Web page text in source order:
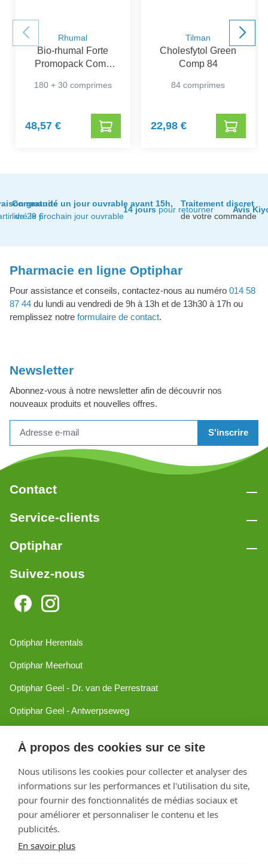
À propos des cookies sur ce site
Nous utilisons les cookies pour collecter et analyser des
informations sur les performances et l'utilisation du site,
pour fournir des fonctionnalités de médias sociaux et
pour améliorer et personnaliser le contenu et les
publicités.
En savoir plus
Rhumal
Bio-rhumal Forte
Promopack Comp
180 + 30 comprimes
48,57 €
Tilman
Cholesfytol Green
Comp 84
84 comprimes
22,98 €
gratuite
de 29 €
Commandé un jour ouvrable avant 15h,
livré le prochain jour ouvrable
14 jourspour retourner
Traitement discret
de votre commande
Avis
Pharmacie en ligne Optiphar
Pour assistance et conseils, contactez-nous au numéro 014 58
87 44 du lundi au vendredi de 9h à 13h et de 13h30 à 17h ou
remplissez notre formulaire de contact.
Newsletter
Abonnez-vous à notre newsletter afin de découvrir nos
nouveaux produits et nouvelles offres.
S'inscrire
Contact
Service-clients
Optiphar
Suivez-nous
Optiphar Herentals
Optiphar Meerhout
Optiphar Geel - Dr. van de Perrestraat
Optiphar Geel - Antwerpseweg
Optiphar Mol
Créé avec Shopware